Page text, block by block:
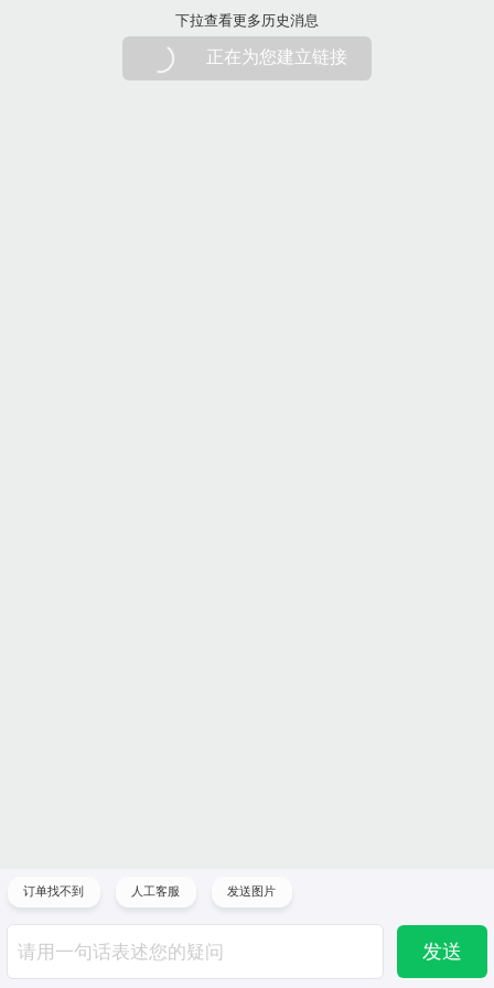
下拉查看更多历史消息
正在为您建立链接
订单找不到 人工客服 发送图片
发送